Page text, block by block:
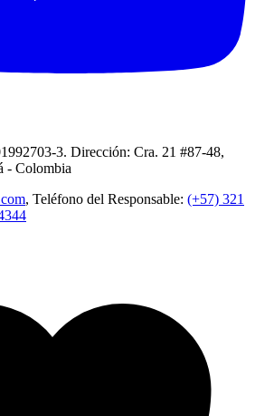
3. Dirección: Cra. 21 #87-48,
- Colombia
, Teléfono del Responsable: (+57) 321